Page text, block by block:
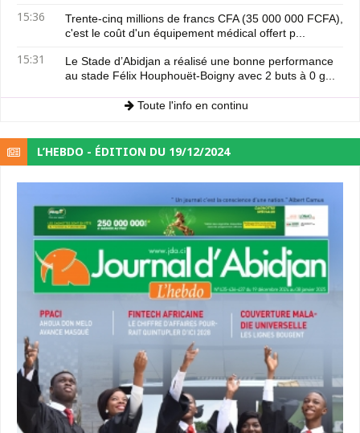
15:36
Trente-cinq millions de francs CFA (35 000 000 FCFA),
c'est le coût d'un équipement médical offert p...
15:31
Le Stade d’Abidjan a réalisé une bonne performance
au stade Félix Houphouët-Boigny avec 2 buts à 0 g...
Toute l'info en continu
L’HEBDO - ÉDITION DU 19/12/2024